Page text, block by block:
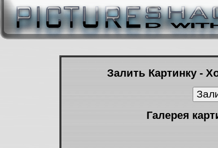
Залить Картинку -
Галерея